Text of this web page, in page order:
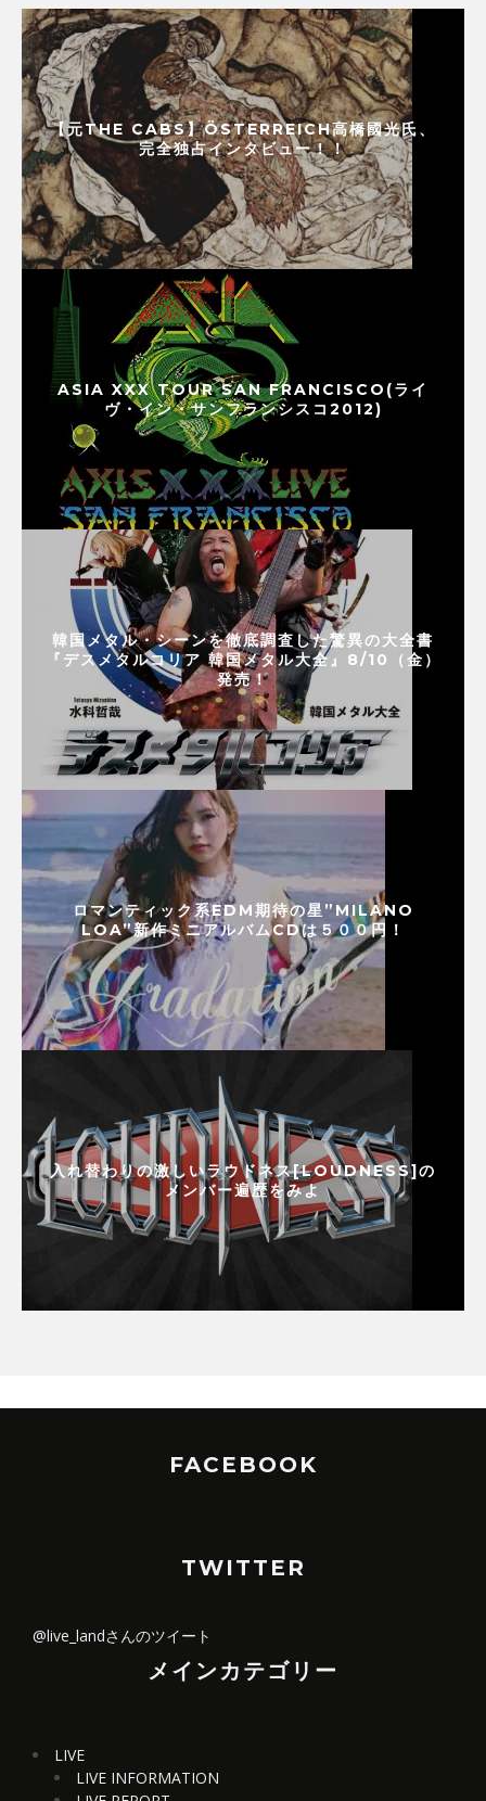
【元THE CABS】ÖSTERREICH高橋國光氏、
完全独占インタビュー！！
ASIA XXX TOUR SAN FRANCISCO(ライ
ヴ・イン・サンフランシスコ2012)
韓国メタル・シーンを徹底調査した驚異の大全書
『デスメタルコリア 韓国メタル大全』8/10（金）
発売！
ロマンティック系EDM期待の星”MILANO
LOA”新作ミニアルバムCDは５００円！
入れ替わりの激しいラウドネス[LOUDNESS]の
メンバー遍歴をみよ
FACEBOOK
TWITTER
@live_landさんのツイート
メインカテゴリー
LIVE
LIVE INFORMATION